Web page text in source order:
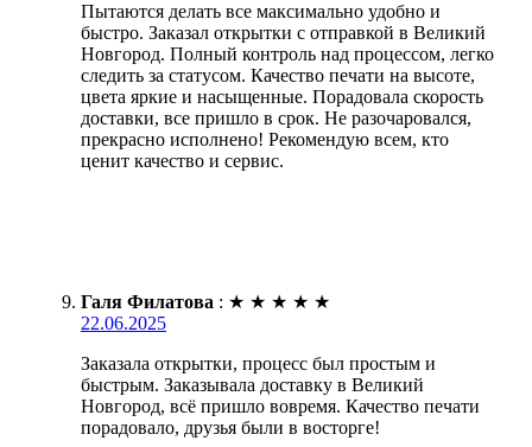
Пытаются делать все максимально удобно и
быстро. Заказал открытки с отправкой в Великий
Новгород. Полный контроль над процессом, легко
следить за статусом. Качество печати на высоте,
цвета яркие и насыщенные. Порадовала скорость
доставки, все пришло в срок. Не разочаровался,
прекрасно исполнено! Рекомендую всем, кто
ценит качество и сервис.
Галя Филатова : ★ ★ ★ ★ ★
22.06.2025
Заказала открытки, процесс был простым и
быстрым. Заказывала доставку в Великий
Новгород, всё пришло вовремя. Качество печати
порадовало, друзья были в восторге!